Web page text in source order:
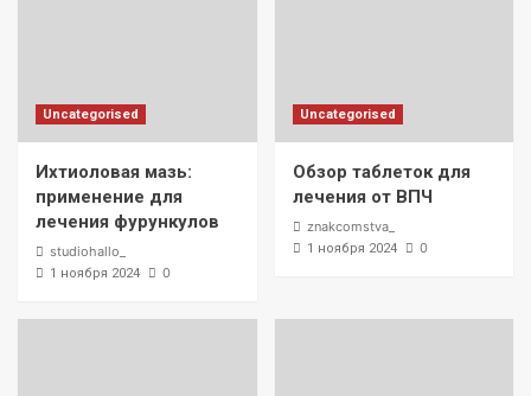
Uncategorised
Ихтиоловая мазь:
применение для
лечения фурункулов
studiohallo_
1 ноября 2024 0
Uncategorised
Обзор таблеток для
лечения от ВПЧ
znakcomstva_
1 ноября 2024 0